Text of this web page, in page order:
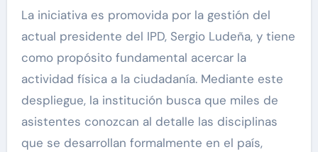
La iniciativa es promovida por la gestión del
actual presidente del IPD, Sergio Ludeña, y tiene
como propósito fundamental acercar la
actividad física a la ciudadanía. Mediante este
despliegue, la institución busca que miles de
asistentes conozcan al detalle las disciplinas
que se desarrollan formalmente en el país,